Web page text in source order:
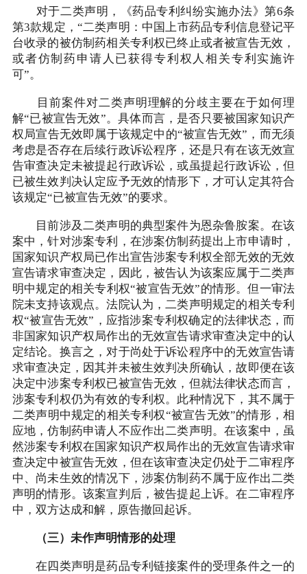
对于二类声明，《药品专利纠纷实施办法》第6条
第3款规定，“二类声明：中国上市药品专利信息登记平
台收录的被仿制药相关专利权已终止或者被宣告无效，
或者仿制药申请人已获得专利权人相关专利实施许
可”。
目前案件对二类声明理解的分歧主要在于如何理
解“已被宣告无效”。具体而言，是否只要被国家知识产
权局宣告无效即属于该规定中的“被宣告无效”，而无须
考虑是否存在后续行政诉讼程序，还是只有在该无效宣
告审查决定未被提起行政诉讼，或虽提起行政诉讼，但
已被生效判决认定应予无效的情形下，才可认定其符合
该规定“已被宣告无效”的要求。
目前涉及二类声明的典型案件为恩杂鲁胺案。在该
案中，针对涉案专利，在涉案仿制药提出上市申请时，
国家知识产权局已作出宣告涉案专利权全部无效的无效
宣告请求审查决定，因此，被告认为该案应属于二类声
明中规定的相关专利权“被宣告无效”的情形。但一审法
院未支持该观点。法院认为，二类声明规定的相关专利
权“被宣告无效”，应指涉案专利权确定的法律状态，而
非国家知识产权局作出的无效宣告请求审查决定中的认
定结论。换言之，对于尚处于诉讼程序中的无效宣告请
求审查决定，因其并未被生效判决所确认，故即便在该
决定中涉案专利权已被宣告无效，但就法律状态而言，
涉案专利权仍为有效的专利权。此种情况下，其不属于
二类声明中规定的相关专利权“被宣告无效”的情形，相
应地，仿制药申请人不应作出二类声明。在该案中，虽
然涉案专利权在国家知识产权局作出的无效宣告请求审
查决定中被宣告无效，但在该审查决定仍处于二审程序
中、尚未生效的情况下，涉案仿制药不属于应作出二类
声明的情形。该案宣判后，被告提起上诉。在二审程序
中，双方达成和解，原告撤回起诉。
（三）未作声明情形的处理
在四类声明是药品专利链接案件的受理条件之一的